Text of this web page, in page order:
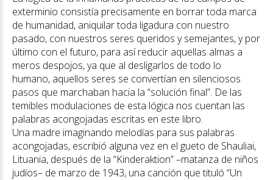
exterminio consistía precisamente en borrar toda marca
de humanidad, aniquilar toda ligadura con nuestro
pasado, con nuestros seres queridos y semejantes, y por
último con el futuro, para así reducir aquellas almas a
meros despojos, ya que al desligarlos de todo lo
humano, aquellos seres se convertían en silenciosos
pasos que marchaban hacia la “solución final”. De las
temibles modulaciones de esta lógica nos cuentan las
palabras acongojadas escritas en este libro.
Una madre imaginando melodías para sus palabras
acongojadas, escribió alguna vez en el gueto de Shauliai,
Lituania, después de la “Kinderaktion” –matanza de niños
judíos– de marzo de 1943, una canción que tituló “Un